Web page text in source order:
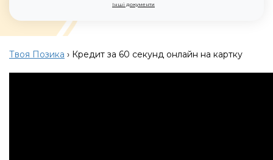
Інші документи
Твоя Позика › Кредит за 60 секунд онлайн на картку